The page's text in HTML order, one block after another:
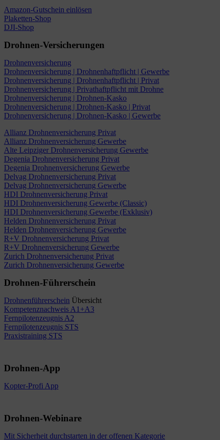
Amazon-Gutschein einlösen
Plaketten-Shop
DJI-Shop
Drohnen-Versicherungen
Drohnenversicherung
Drohnenversicherung | Drohnenhaftpflicht | Gewerbe
Drohnenversicherung | Drohnenhaftpflicht | Privat
Drohnenversicherung | Privathaftpflicht mit Drohne
Drohnenversicherung | Drohnen-Kasko
Drohnenversicherung | Drohnen-Kasko | Privat
Drohnenversicherung | Drohnen-Kasko | Gewerbe
Allianz Drohnenversicherung Privat
Allianz Drohnenversicherung Gewerbe
Alte Leipziger Drohnenversicherung Gewerbe
Degenia Drohnenversicherung Privat
Degenia Drohnenversicherung Gewerbe
Delvag Drohnenversicherung Privat
Delvag Drohnenversicherung Gewerbe
HDI Drohnenversicherung Privat
HDI Drohnenversicherung Gewerbe (Classic)
HDI Drohnenversicherung Gewerbe (Exklusiv)
Helden Drohnenversicherung Privat
Helden Drohnenversicherung Gewerbe
R+V Drohnenversicherung Privat
R+V Drohnenversicherung Gewerbe
Zurich Drohnenversicherung Privat
Zurich Drohnenversicherung Gewerbe
Drohnen-Führerschein
Drohnenführerschein Übersicht
Kompetenznachweis A1+A3
Fernpilotenzeugnis A2
Fernpilotenzeugnis STS
Praxistraining STS
Drohnen-App
Kopter-Profi App
Drohnen-Webinare
Mit Sicherheit durchstarten in der offenen Kategorie